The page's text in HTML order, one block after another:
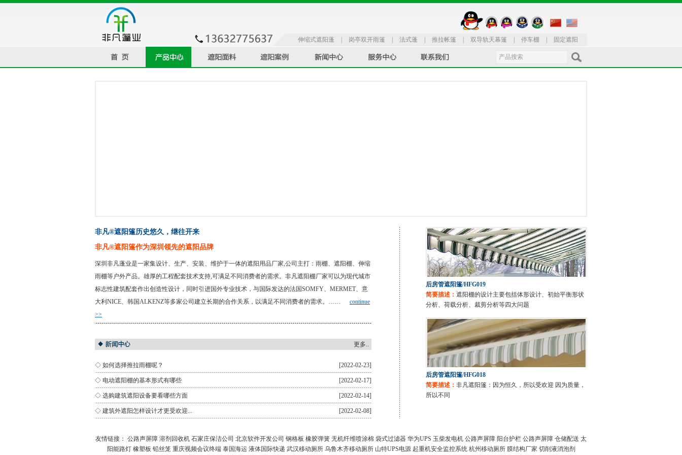
伸缩式遮阳蓬 岗亭双开雨篷 法式蓬 推拉帐篷 双导轨天幕篷 停车棚
固定遮阳
辅助装置 休闲品系列
非凡®遮阳篷历史悠久，继往开来
非凡®遮阳篷作为深圳领先的遮阳品牌
深圳非凡蓬业是一家集设计、生产、安装、维护于一体的遮阳用品厂家,公司主打：雨棚、遮阳棚、伸缩
雨棚等户外产品。雄厚的工程配套技术支持,可满足不同消费者的需求。非凡遮阳棚厂家可以为现代城市
标志性建筑配套作出创造性设计，同时引进国外专业技术，与国际发达的法国SOMFY、MERMET、意
大利NICE、韩国ALKENZ等多家公司建立长期的合作关系，以满足不同消费者的需求。…… continue
>>
更多..
[2022-02-23]
◇ 如何选择推拉雨棚呢？
[2022-02-17]
◇ 电动遮阳棚的基本形式有哪些
[2022-02-14]
◇ 选购建筑遮阳设备要看哪些方面
[2022-02-08]
◇ 建筑外遮阳怎样设计才更受欢迎...
后房管遮阳篷/HFG019
简要描述： 遮阳棚的设计主要包括体形设计、初始平衡形状
分析、荷载分析、裁剪分析等四大问题
后房管遮阳篷/HFG018
简要描述： 非凡遮阳篷：因为恒久，所以受欢迎 因为质量，
所以不同
友情链接： 公路声屏障 溶剂回收机 石家庄保洁公司 北京软件开发公司 钢格板 橡胶弹簧 无机纤维喷涂棉 袋式过滤器 华为UPS 玉柴发电机 公路声屏障 阳台护栏 公路声屏障 仓储配送 太
阳能路灯 橡塑板 铅丝笼 重庆视频会议终端 泰国海运 液体国际快递 武汉移动厕所 乌鲁木齐移动厕所 山特UPS电源 起重机安全监控系统 杭州移动厕所 膜结构厂家 切削液消泡剂